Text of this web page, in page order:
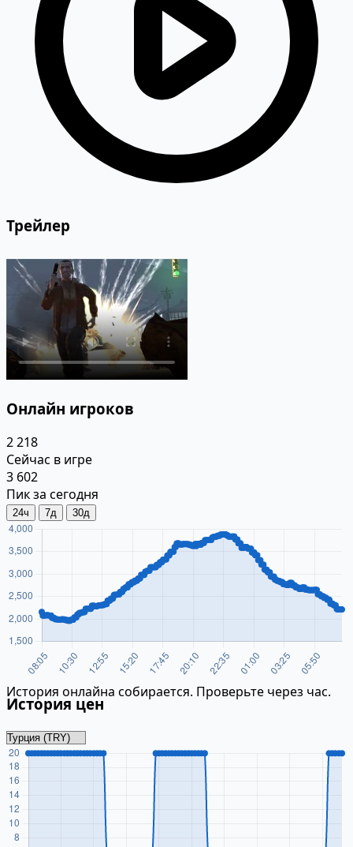
Трейлер
Онлайн игроков
2 218
Сейчас в игре
3 602
Пик за сегодня
24ч 7д 30д
История онлайна собирается. Проверьте через час.
История цен